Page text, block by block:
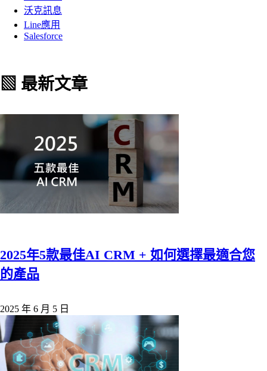
沃克訊息
Line應用
Salesforce
▧ 最新文章
2025年5款最佳AI CRM + 如何選擇最適合您
的產品
2025 年 6 月 5 日